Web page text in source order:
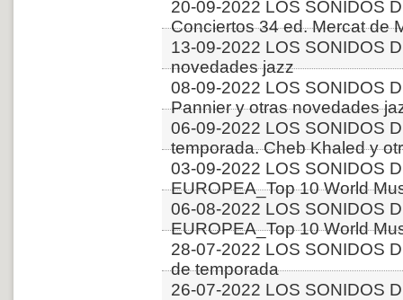
20-09-2022 LOS SONIDOS
Conciertos 34 ed. Mercat de
13-09-2022 LOS SONIDOS
novedades jazz
08-09-2022 LOS SONIDOS
Pannier y otras novedades
06-09-2022 LOS SONIDOS
temporada. Cheb Khaled y
03-09-2022 LOS SONIDOS
EUROPEA_Top 10 World
06-08-2022 LOS SONIDOS
EUROPEA_Top 10 World
28-07-2022 LOS SONIDOS
de temporada
26-07-2022 LOS SONIDOS